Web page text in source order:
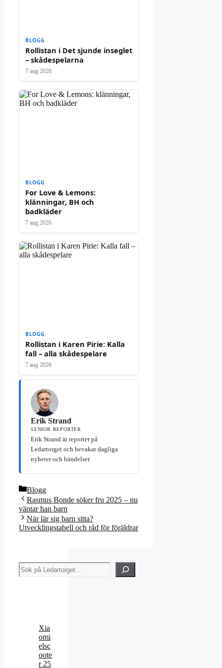
BLOGG
Rollistan i Det sjunde inseglet
– skådespelarna
7 aug 2026
BLOGG
For Love & Lemons:
klänningar, BH och
badkläder
7 aug 2026
BLOGG
Rollistan i Karen Pirie: Kalla
fall – alla skådespelare
7 aug 2026
Erik Strand
SENIOR REPORTER
Erik Strand är reporter på
Ledartorget och bevakar dagliga
nyheter och händelser.
Kategorier
Blogg
Rasmus Bonde söker fru 2025 – nu
väntar han barn
När lär sig barn sitta?
Utvecklingstabell och råd för föräldrar
Sök
Xia
omi
elsc
oote
r 25